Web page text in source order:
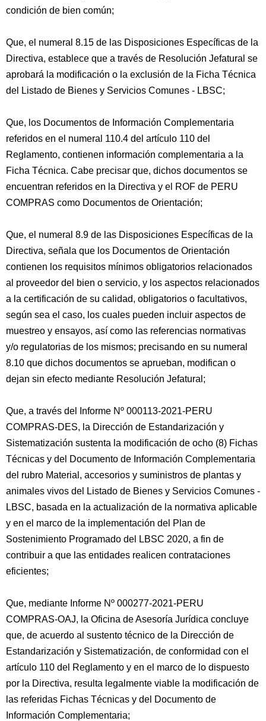
condición de bien común;
Que, el numeral 8.15 de las Disposiciones Específicas de la
Directiva, establece que a través de Resolución Jefatural se
aprobará la modificación o la exclusión de la Ficha Técnica
del Listado de Bienes y Servicios Comunes - LBSC;
Que, los Documentos de Información Complementaria
referidos en el numeral 110.4 del artículo 110 del
Reglamento, contienen información complementaria a la
Ficha Técnica. Cabe precisar que, dichos documentos se
encuentran referidos en la Directiva y el ROF de PERU
COMPRAS como Documentos de Orientación;
Que, el numeral 8.9 de las Disposiciones Específicas de la
Directiva, señala que los Documentos de Orientación
contienen los requisitos mínimos obligatorios relacionados
al proveedor del bien o servicio, y los aspectos relacionados
a la certificación de su calidad, obligatorios o facultativos,
según sea el caso, los cuales pueden incluir aspectos de
muestreo y ensayos, así como las referencias normativas
y/o regulatorias de los mismos; precisando en su numeral
8.10 que dichos documentos se aprueban, modifican o
dejan sin efecto mediante Resolución Jefatural;
Que, a través del Informe Nº 000113-2021-PERU
COMPRAS-DES, la Dirección de Estandarización y
Sistematización sustenta la modificación de ocho (8) Fichas
Técnicas y del Documento de Información Complementaria
del rubro Material, accesorios y suministros de plantas y
animales vivos del Listado de Bienes y Servicios Comunes -
LBSC, basada en la actualización de la normativa aplicable
y en el marco de la implementación del Plan de
Sostenimiento Programado del LBSC 2020, a fin de
contribuir a que las entidades realicen contrataciones
eficientes;
Que, mediante Informe Nº 000277-2021-PERU
COMPRAS-OAJ, la Oficina de Asesoría Jurídica concluye
que, de acuerdo al sustento técnico de la Dirección de
Estandarización y Sistematización, de conformidad con el
artículo 110 del Reglamento y en el marco de lo dispuesto
por la Directiva, resulta legalmente viable la modificación de
las referidas Fichas Técnicas y del Documento de
Información Complementaria;